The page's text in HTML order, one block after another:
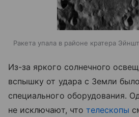
Ракета упала в районе кратера
Из-за яркого солнечного
вспышку от удара с Земли
специального оборудования.
не исключают, что телескопы